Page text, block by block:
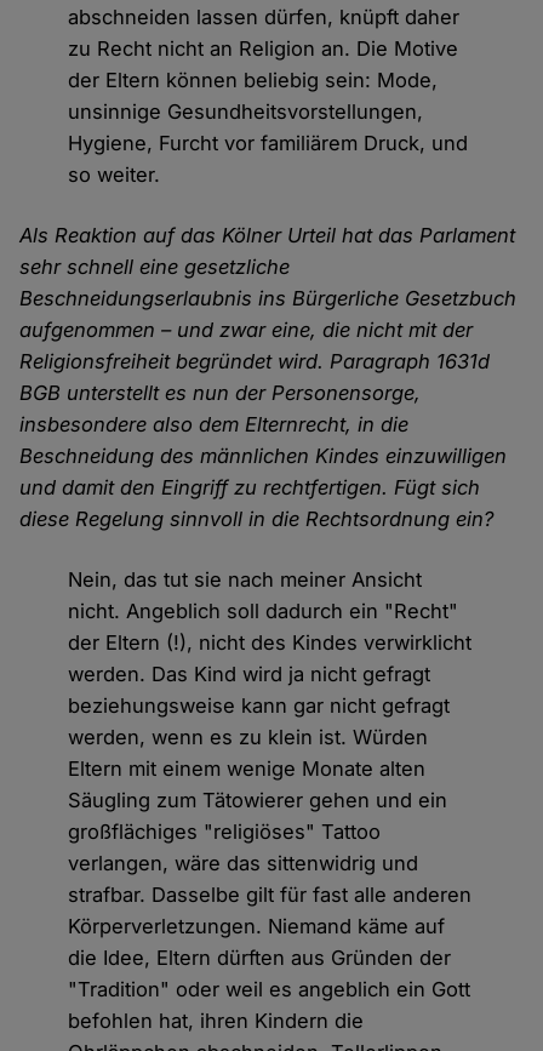
abschneiden lassen dürfen, knüpft daher
zu Recht nicht an Religion an. Die Motive
der Eltern können beliebig sein: Mode,
unsinnige Gesundheitsvorstellungen,
Hygiene, Furcht vor familiärem Druck, und
so weiter.
Als Reaktion auf das Kölner Urteil hat das Parlament
sehr schnell eine gesetzliche
Beschneidungserlaubnis ins Bürgerliche Gesetzbuch
aufgenommen – und zwar eine, die nicht mit der
Religionsfreiheit begründet wird. Paragraph 1631d
BGB unterstellt es nun der Personensorge,
insbesondere also dem Elternrecht, in die
Beschneidung des männlichen Kindes einzuwilligen
und damit den Eingriff zu rechtfertigen. Fügt sich
diese Regelung sinnvoll in die Rechtsordnung ein?
Nein, das tut sie nach meiner Ansicht
nicht. Angeblich soll dadurch ein "Recht"
der Eltern (!), nicht des Kindes verwirklicht
werden. Das Kind wird ja nicht gefragt
beziehungsweise kann gar nicht gefragt
werden, wenn es zu klein ist. Würden
Eltern mit einem wenige Monate alten
Säugling zum Tätowierer gehen und ein
großflächiges "religiöses" Tattoo
verlangen, wäre das sittenwidrig und
strafbar. Dasselbe gilt für fast alle anderen
Körperverletzungen. Niemand käme auf
die Idee, Eltern dürften aus Gründen der
"Tradition" oder weil es angeblich ein Gott
befohlen hat, ihren Kindern die